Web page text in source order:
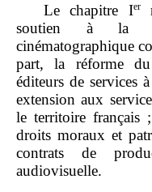
Le chapitre Ier
soutien à la
cinématographique
part, la réforme
éditeurs de services
extension aux
le territoire français
droits moraux et
contrats de
audiovisuelle.